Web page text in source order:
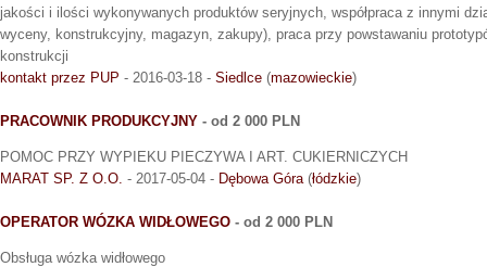
jakości i ilości wykonywanych produktów seryjnych, współpraca z innymi
wyceny, konstrukcyjny, magazyn, zakupy), praca przy powstawaniu
konstrukcji
kontakt przez PUP - 2016-03-18 - Siedlce (mazowieckie)
PRACOWNIK PRODUKCYJNY - od 2 000 PLN
POMOC PRZY WYPIEKU PIECZYWA I ART. CUKIERNICZYCH
MARAT SP. Z O.O. - 2017-05-04 - Dębowa Góra (łódzkie)
OPERATOR WÓZKA WIDŁOWEGO - od 2 000 PLN
Obsługa wózka widłowego